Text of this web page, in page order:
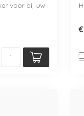
voor bij uw